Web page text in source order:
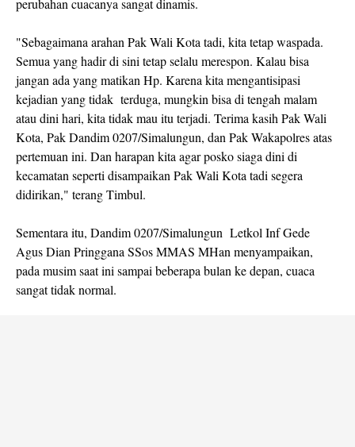
perubahan cuacanya sangat dinamis.
"Sebagaimana arahan Pak Wali Kota tadi, kita tetap waspada.
Semua yang hadir di sini tetap selalu merespon. Kalau bisa
jangan ada yang matikan Hp. Karena kita mengantisipasi
kejadian yang tidak terduga, mungkin bisa di tengah malam
atau dini hari, kita tidak mau itu terjadi. Terima kasih Pak Wali
Kota, Pak Dandim 0207/Simalungun, dan Pak Wakapolres atas
pertemuan ini. Dan harapan kita agar posko siaga dini di
kecamatan seperti disampaikan Pak Wali Kota tadi segera
didirikan," terang Timbul.
Sementara itu, Dandim 0207/Simalungun Letkol Inf Gede
Agus Dian Pringgana SSos MMAS MHan menyampaikan,
pada musim saat ini sampai beberapa bulan ke depan, cuaca
sangat tidak normal.